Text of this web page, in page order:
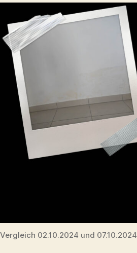
Vergleich 02.10.2024 und 07.10.2024